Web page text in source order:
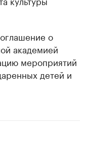
о
академией
мероприятий
детей и